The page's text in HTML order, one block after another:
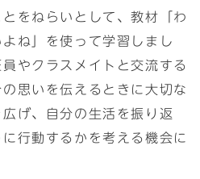
をねらいとして、教材「わ
ね」を使って学習しまし
やクラスメイトと交流する
思いを伝えるときに大切な
げ、自分の生活を振り返
行動するかを考える機会に